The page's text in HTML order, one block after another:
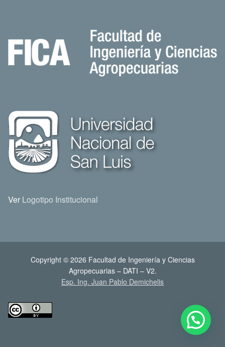
Ver Logotipo Institucional
Copyright © 2026 Facultad de Ingeniería y Ciencias
Agropecuarias – DATI – V2.
Esp. Ing. Juan Pablo Demichelis